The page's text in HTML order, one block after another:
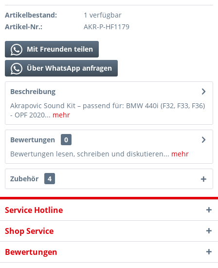
Artikelbestand:
1 verfügbar
Artikel-Nr.:
AKR-P-HF1179
Mit Freunden teilen
Über WhatsApp anfragen
Beschreibung
Akrapovic Sound Kit – passend für: BMW 440i (F32, F33, F36)
- OPF 2020... mehr
Bewertungen
0
Bewertungen lesen, schreiben und diskutieren... mehr
Zubehör 4
Service Hotline
Shop Service
Bewertungen